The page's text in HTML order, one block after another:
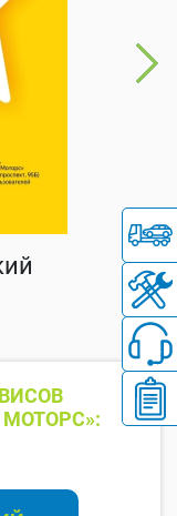
МОТОРС»: